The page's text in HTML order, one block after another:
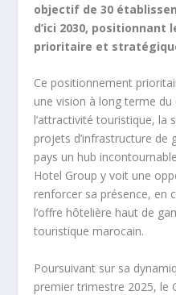
objectif de 30
d’ici 2030, positionnant
prioritaire et
Ce positionnement
une vision à long terme
l’attractivité touristique, la
projets d’infrastructure de
pays un hub
Hotel Group y voit une
renforcer sa présence, en
l’offre hôtelière haut de
touristique marocain.
Poursuivant sur sa
premier trimestre 2025, le